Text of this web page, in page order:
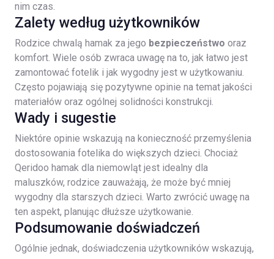
nim czas.
Zalety według użytkowników
Rodzice chwalą hamak za jego bezpieczeństwo oraz
komfort. Wiele osób zwraca uwagę na to, jak łatwo jest
zamontować fotelik i jak wygodny jest w użytkowaniu.
Często pojawiają się pozytywne opinie na temat jakości
materiałów oraz ogólnej solidności konstrukcji.
Wady i sugestie
Niektóre opinie wskazują na konieczność przemyślenia
dostosowania fotelika do większych dzieci. Chociaż
Qeridoo hamak dla niemowląt jest idealny dla
maluszków, rodzice zauważają, że może być mniej
wygodny dla starszych dzieci. Warto zwrócić uwagę na
ten aspekt, planując dłuższe użytkowanie.
Podsumowanie doświadczeń
Ogólnie jednak, doświadczenia użytkowników wskazują,